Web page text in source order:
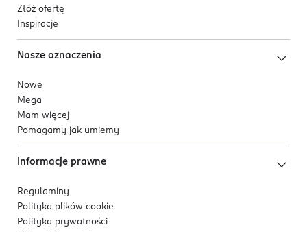
Złóż ofertę
Inspiracje
Nasze oznaczenia
Nowe
Mega
Mam więcej
Pomagamy jak umiemy
Informacje prawne
Regulaminy
Polityka plików cookie
Polityka prywatności